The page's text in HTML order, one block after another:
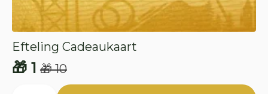
Efteling Cadeaukaart
🎁10
Oorspronkelijke
🎁 1
Huidige